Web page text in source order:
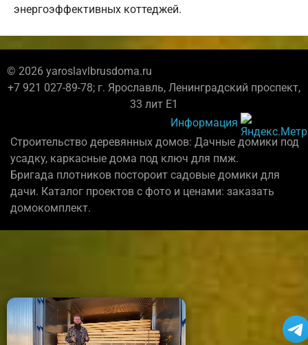
энергоэффективных коттеджей.
© 2026 yaroslavlbrusdoma.ru
+7 921 027-89-78; г. Ярославль, Ленинградский проспект,
33 лит Е1
Информация
Строительство деревянных домов: Дачные домики под
усадку, каркасные дома под ключ для пмж.
Бригада плотников постороит садовые домики для
дачи. Каталог проектов с фото и ценами: заказать
домокомплект.